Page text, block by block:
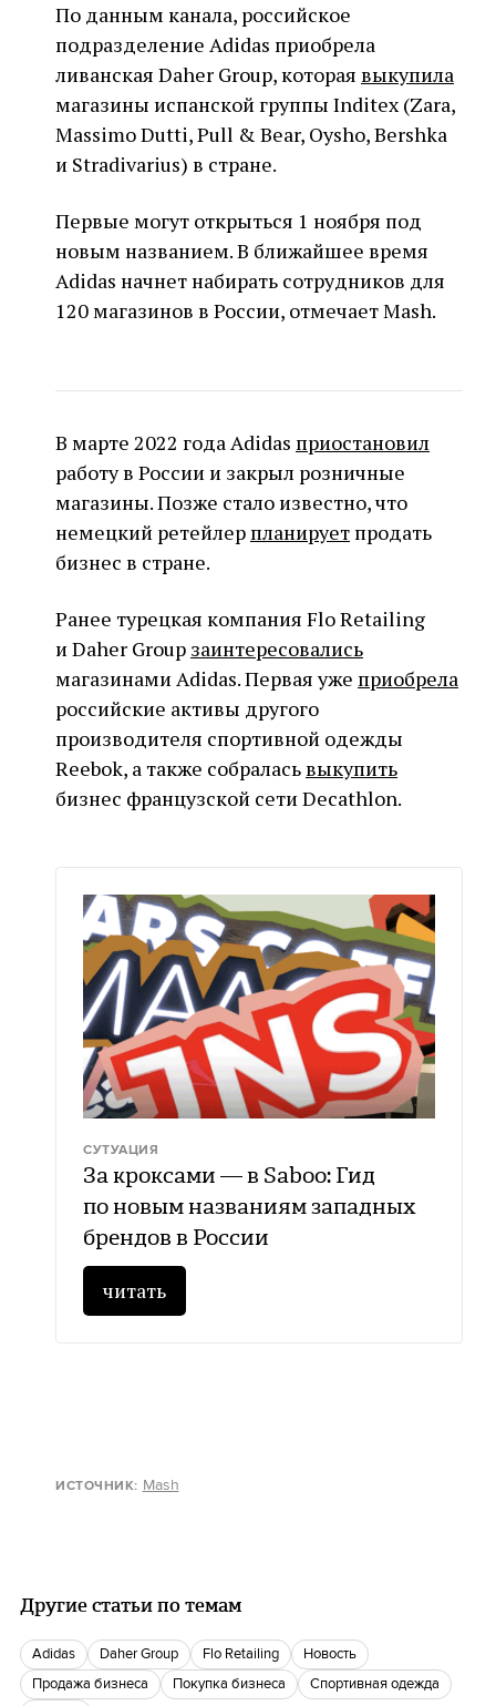
По данным канала, российское
подразделение Adidas приобрела
ливанская Daher Group, которая выкупила
магазины испанской группы Inditex (Zara,
Massimo Dutti, Pull & Bear, Oysho, Bershka
и Stradivarius) в стране.
Первые могут открыться 1 ноября под
новым названием. В ближайшее время
Adidas начнет набирать сотрудников для
120 магазинов в России, отмечает Mash.
В марте 2022 года Adidas приостановил
работу в России и закрыл розничные
магазины. Позже стало известно, что
немецкий ретейлер планирует продать
бизнес в стране.
Ранее турецкая компания Flo Retailing
и Daher Group заинтересовались
магазинами Adidas. Первая уже приобрела
российские активы другого
производителя спортивной одежды
Reebok, а также собраласьвыкупить
бизнес французской сети Decathlon.
СУТУАЦИЯ
За кроксами — в Saboo: Гид
по новым названиям западных
брендов в России
читать
ИСТОЧНИК: Mash
Другие статьи по темам
Adidas Daher Group Flo Retailing
Новость
Продажа бизнеса
Покупка бизнеса
спортивная одежда